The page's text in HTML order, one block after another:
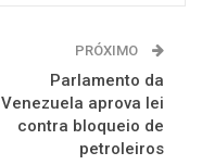
PRÓXIMO
Parlamento da
Venezuela aprova lei
contra bloqueio de
petroleiros